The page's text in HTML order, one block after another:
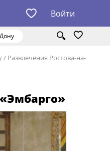
Войти
/ Развлечения Ростова-на-